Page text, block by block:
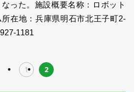
った。施設概要名称：ロボット
在地：兵庫県明石市北王子町2-
1181
1 2